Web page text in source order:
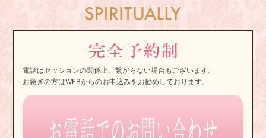
電話はセッションの関係上、繋がらない場合もございます。
お急ぎの方はWEBからのお申込みをお勧めしております。